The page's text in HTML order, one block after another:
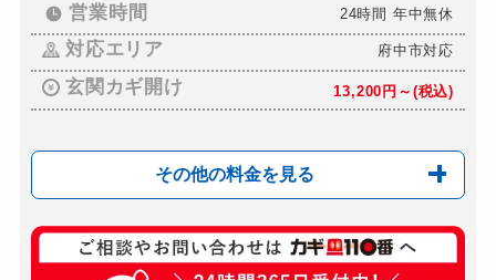
営業時間 24時間 年中無休
対応エリア 府中市対応
玄関カギ開け 13,200円～(税込)
その他の料金を見る
玄関カギ修理 8,800円～(税込)